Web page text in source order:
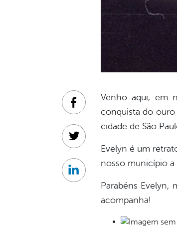
Venho aqui, em
conquista do ouro
cidade de São
Evelyn é um
nosso município a
Parabéns Evelyn,
acompanha!
Facebook
Twitter
Linkedin